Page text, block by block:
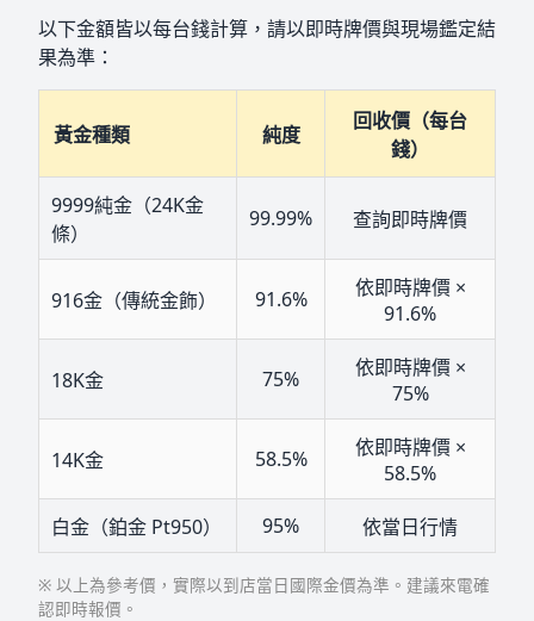
以下金額皆以每台錢計算，請以即時牌價與現場鑑定結
果為準：
黃金種類 純度
回收價（每台
錢）
9999純金（24K金
條）
99.99% 查詢即時牌價
916金（傳統金飾） 91.6%
依即時牌價 ×
91.6%
18K金 75%
依即時牌價 ×
75%
14K金 58.5%
依即時牌價 ×
58.5%
白金（鉑金 Pt950） 95% 依當日行情
※ 以上為參考價，實際以到店當日國際金價為準。建議來電確
認即時報價。